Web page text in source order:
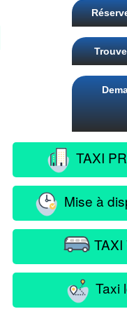
TAXI
Mise à
Taxi